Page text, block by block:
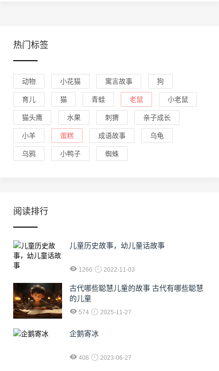
热门标签
动物 小花猫 寓言故事 狗
育儿 猫 青蛙 老鼠 小老鼠
猫头鹰 水果 刺猬 亲子成长
小羊 蛋糕 成语故事 乌龟
乌鸦 小鸭子 蜘蛛
阅读排行
儿童历史故事，幼儿童话故事
1266 2022-11-03
古代哪些聪慧儿童的故事 古代有哪些聪慧
的儿童
574 2025-11-27
企鹅寄冰
408 2023-06-27